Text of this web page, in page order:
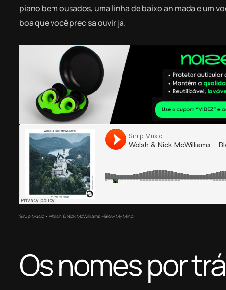
piano bem ousados, uma linha de baixo animada e um
boa que você precisa ouvir já.
Sirup Music · Wolsh & Nick McWilliams – Blow My Mind
Os nomes por